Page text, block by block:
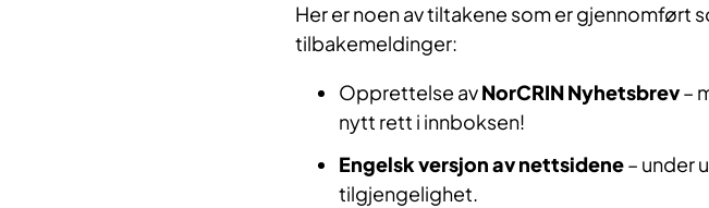
Her er noen av tiltakene som er gjennomført
tilbakemeldinger:
Opprettelse avNorCRIN Nyhetsbrev–
nytt rett i innboksen!
Engelsk versjon av nettsidene– under
tilgjengelighet.